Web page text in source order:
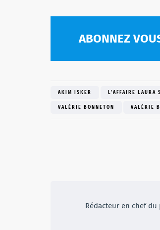
ABONNEZ
AKIM ISKER L'AFFAIRE LAURA
VALÉRIE BONNETON VALÉRIE
Rédacteur en chef